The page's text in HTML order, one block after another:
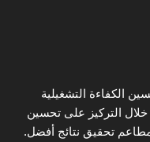
الكفاءة التشغيلية
التركيز على تحسين
تحقيق نتائج أفضل.